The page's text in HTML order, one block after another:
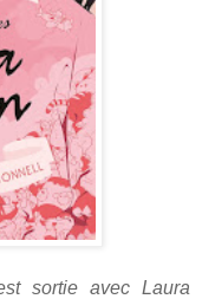
sortie avec Laura